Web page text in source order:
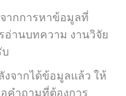
จากการหาข้อมูลที่
อ่านบทความ งานวิจัย
งจากได้ข้อมูลแล้ว ให้
คำถามที่ต้องการ